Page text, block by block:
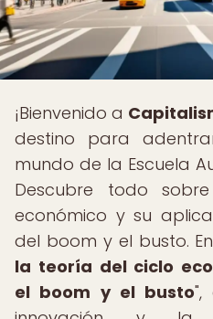
¡Bienvenido a
destino para
mundo de la Escuela
Descubre todo
económico y su
del boom y el busto.
la teoría del ciclo
el boom y el busto",